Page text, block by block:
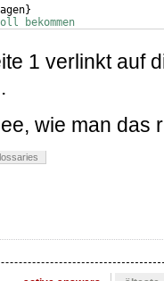
}
bekommen
1 verlinkt auf
wie man das